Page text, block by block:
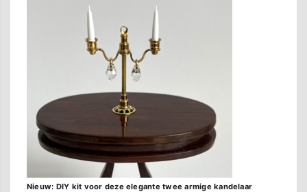
Nieuw: DIY kit voor deze elegante twee armige kandelaar